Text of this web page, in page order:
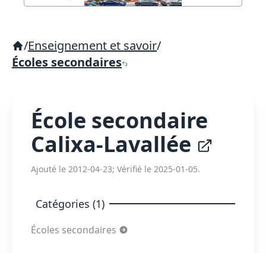
/Enseignement et savoir/
Écoles secondaires
École secondaire
Calixa-Lavallée
Ajouté le 2012-04-23; Vérifié le 2025-01-05.
Catégories (1)
Écoles secondaires